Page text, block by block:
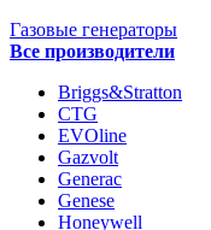
Газовые генераторы
Все производители
Briggs&Stratton
CTG
EVOline
Gazvolt
Generac
Genese
Honeywell